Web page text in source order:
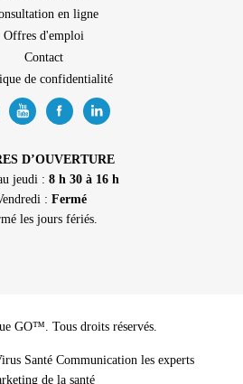
en ligne
Offres d'emploi
Contact
de confidentialité
D’OUVERTURE
jeudi : 8 h 30 à 16 h
: Fermé
les jours fériés.
GO™. Tous droits réservés.
Santé Communication les experts
de la santé